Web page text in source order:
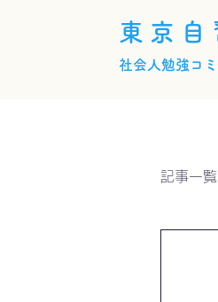
東京自
社会人勉強コ
記事一覧